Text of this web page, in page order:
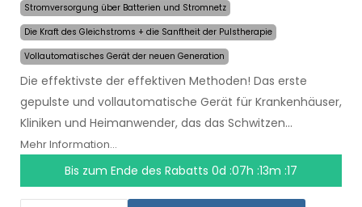
Stromversorgung über Batterien und Stromnetz
Die Kraft des Gleichstroms + die Sanftheit der Pulstherapie
Vollautomatisches Gerät der neuen Generation
Die effektivste der effektiven Methoden! Das erste
gepulste und vollautomatische Gerät für Krankenhäuser,
Kliniken und Heimanwender, das das Schwitzen
auchüber mehrere Monate hinweg mit einer
einzigen Anwendung lindert. Zu Beginn der
Behandlung wählen Sie einfach den Bereich, der von
Mehr Information...
Bis zum Ende des Rabatts 0d :07h :13m :17